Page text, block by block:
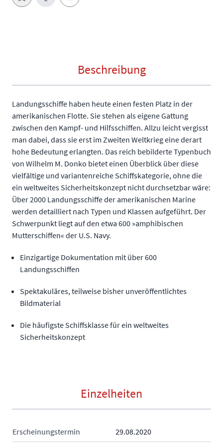
E-Mail an einen Freund
Beschreibung
Landungsschiffe haben heute einen festen Platz in der
amerikanischen Flotte. Sie stehen als eigene Gattung
zwischen den Kampf- und Hilfsschiffen. Allzu leicht vergisst
man dabei, dass sie erst im Zweiten Weltkrieg eine derart
hohe Bedeutung erlangten. Das reich bebilderte Typenbuch
von Wilhelm M. Donko bietet einen Überblick über diese
vielfältige und variantenreiche Schiffskategorie, ohne die
ein weltweites Sicherheitskonzept nicht durchsetzbar wäre:
Über 2000 Landungsschiffe der amerikanischen Marine
werden detailliert nach Typen und Klassen aufgeführt. Der
Schwerpunkt liegt auf den etwa 600 »amphibischen
Mutterschiffen« der U.S. Navy.
Einzigartige Dokumentation mit über 600
Landungsschiffen
Spektakuläres, teilweise bisher unveröffentlichtes
Bildmaterial
Die häufigste Schiffsklasse für ein weltweites
Sicherheitskonzept
Einzelheiten
Erscheinungstermin 29.08.2020